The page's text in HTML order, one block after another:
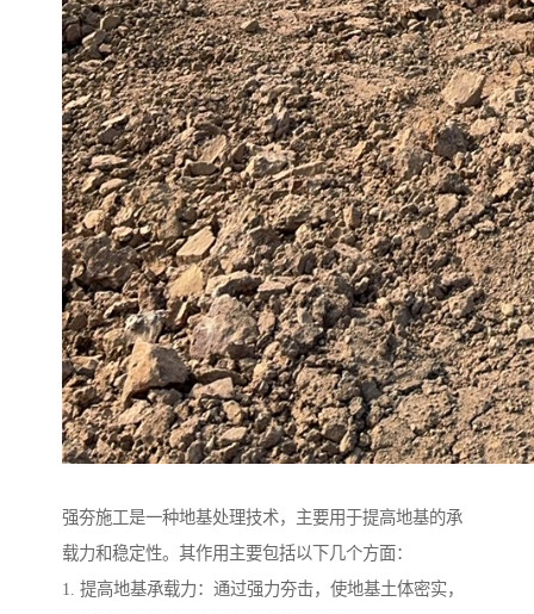
强夯施工是一种地基处理技术，主要用于提高地基的承
载力和稳定性。其作用主要包括以下几个方面：
1. 提高地基承载力：通过强力夯击，使地基土体密实，